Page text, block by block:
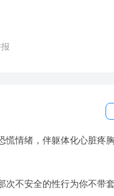
慌情绪，伴躯体化心脏疼胸
次不安全的性行为你不带